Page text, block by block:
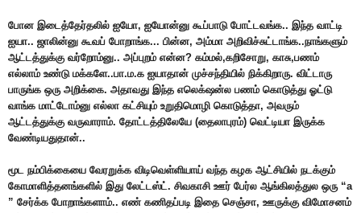
போன இடைத்தேர்தலில் ஐயோ, ஐயோன்னு கூப்பாடு போட்டவங்க.. இந்த வாட்டி
ஐயா.. ஜாலின்னு கூவப் போறாங்க... பின்ன, அம்மா அறிவிச்சுட்டாங்க..நாங்களும்
ஆட்டத்துக்கு வர்றோம்னு.. அப்புறம் என்ன? கம்மல்,கறிசோறு, காசு,பணம்
எல்லாம் உண்டு மக்களே..பா.ம.க ஐயாதான் முச்சந்தியில் நிக்கிறாரு. விட்டாரு
பாருங்க ஒரு அறிக்கை. அதாவது இந்த எலெக்‌ஷன்ல பணம் கொடுத்து ஓட்டு
வாங்க மாட்டோம்னு எல்லா கட்சியும் உறுதிமொழி கொடுத்தா, அவரும்
ஆட்டத்துக்கு வருவாராம். தோட்டத்திலேயே (தைலாபுரம்) வெட்டியா இருக்க
வேண்டியதுதான்..
மூட நம்பிக்கையை வேரறுக்க விடிவெள்ளியாய் வந்த கழக ஆட்சியில் நடக்கும்
கோமாளித்தனங்களில் இது லேட்டஸ்ட். சிவகாசி ஊர் பேர்ல ஆங்கிலத்துல ஒரு “a
” சேர்க்க போறாங்களாம்.. எண் கணிதப்படி இதை செஞ்சா, ஊருக்கு விமோசனம்